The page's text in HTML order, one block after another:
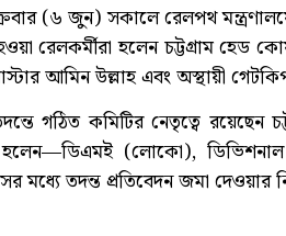
(৬ জুন) সকালে রেলপথ
রেলকর্মীরা হলেন চট্টগ্রাম হেড
আমিন উল্লাহ এবং অস্থায়ী
গঠিত কমিটির নেতৃত্বে রয়েছেন
(লোকো), ডিভিশনাল
মধ্যে তদন্ত প্রতিবেদন জমা দেওয়ার